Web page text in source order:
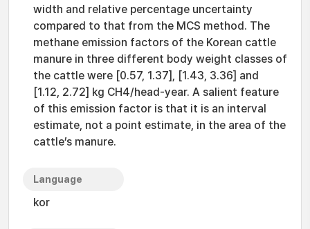
width and relative percentage uncertainty
compared to that from the MCS method. The
methane emission factors of the Korean cattle
manure in three different body weight classes of
the cattle were [0.57, 1.37], [1.43, 3.36] and
[1.12, 2.72] kg CH4/head-year. A salient feature
of this emission factor is that it is an interval
estimate, not a point estimate, in the area of the
cattle’s manure.
Language
kor